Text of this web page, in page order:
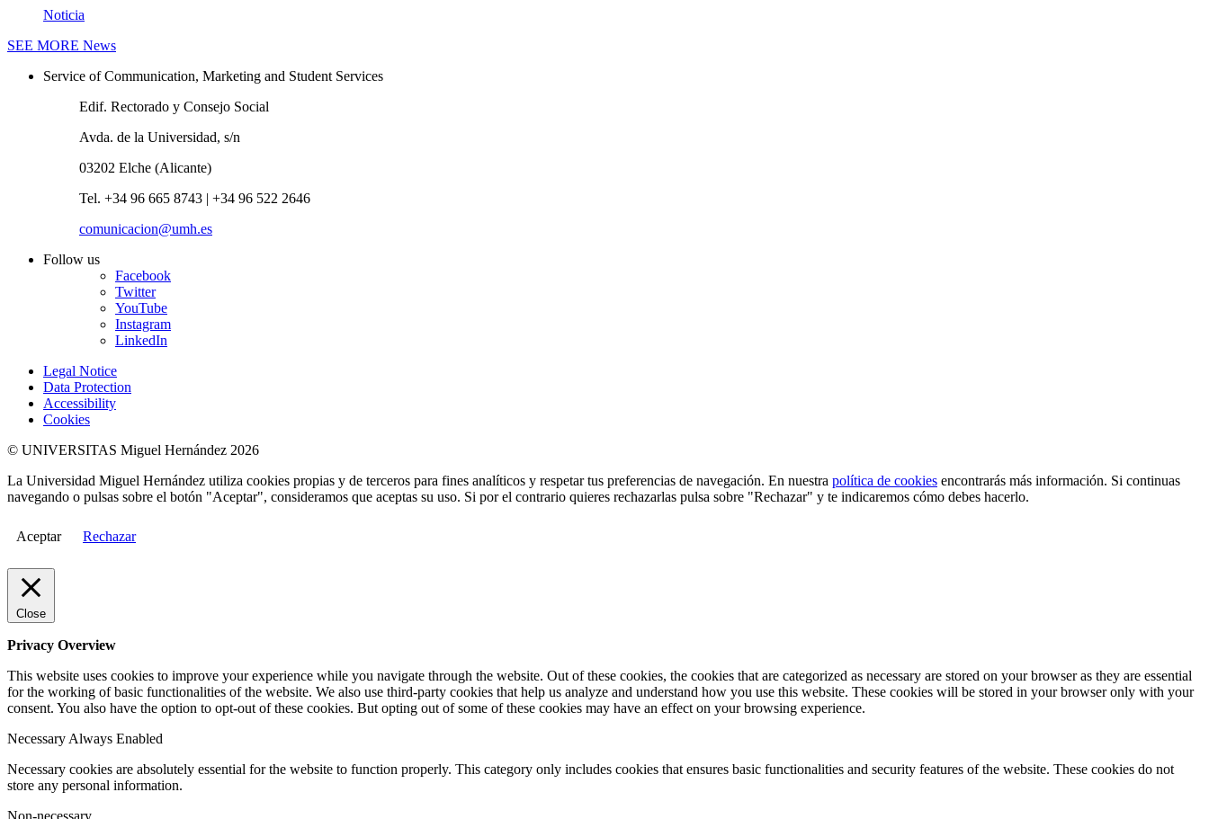
Noticia
SEE MORE News
Service of Communication, Marketing and Student Services
Edif. Rectorado y Consejo Social
Avda. de la Universidad, s/n
03202 Elche (Alicante)
Tel. +34 96 665 8743 | +34 96 522 2646
comunicacion@umh.es
Follow us
Facebook
Twitter
YouTube
Instagram
LinkedIn
Legal Notice
Data Protection
Accessibility
Cookies
© UNIVERSITAS Miguel Hernández 2026
La Universidad Miguel Hernández utiliza cookies propias y de terceros para fines analíticos y respetar tus preferencias de navegación. En nuestra política de cookies encontrarás más información. Si continuas
navegando o pulsas sobre el botón "Aceptar", consideramos que aceptas su uso. Si por el contrario quieres rechazarlas pulsa sobre "Rechazar" y te indicaremos cómo debes hacerlo.
Aceptar Rechazar
Close
Privacy Overview
This website uses cookies to improve your experience while you navigate through the website. Out of these cookies, the cookies that are categorized as necessary are stored on your browser as they are essential
for the working of basic functionalities of the website. We also use third-party cookies that help us analyze and understand how you use this website. These cookies will be stored in your browser only with your
consent. You also have the option to opt-out of these cookies. But opting out of some of these cookies may have an effect on your browsing experience.
Necessary Always Enabled
Necessary cookies are absolutely essential for the website to function properly. This category only includes cookies that ensures basic functionalities and security features of the website. These cookies do not
store any personal information.
Non-necessary